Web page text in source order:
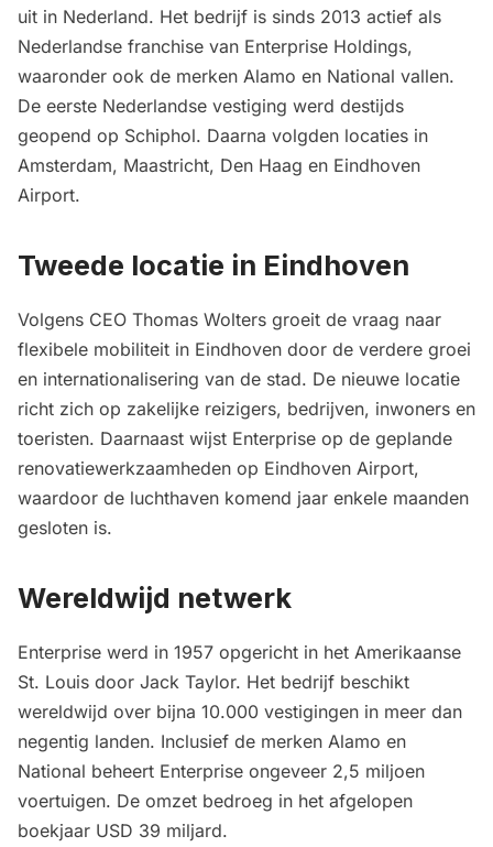
uit in Nederland. Het bedrijf is sinds 2013 actief als
Nederlandse franchise van Enterprise Holdings,
waaronder ook de merken Alamo en National vallen.
De eerste Nederlandse vestiging werd destijds
geopend op Schiphol. Daarna volgden locaties in
Amsterdam, Maastricht, Den Haag en Eindhoven
Airport.
Tweede locatie in Eindhoven
Volgens CEO Thomas Wolters groeit de vraag naar
flexibele mobiliteit in Eindhoven door de verdere groei
en internationalisering van de stad. De nieuwe locatie
richt zich op zakelijke reizigers, bedrijven, inwoners en
toeristen. Daarnaast wijst Enterprise op de geplande
renovatiewerkzaamheden op Eindhoven Airport,
waardoor de luchthaven komend jaar enkele maanden
gesloten is.
Wereldwijd netwerk
Enterprise werd in 1957 opgericht in het Amerikaanse
St. Louis door Jack Taylor. Het bedrijf beschikt
wereldwijd over bijna 10.000 vestigingen in meer dan
negentig landen. Inclusief de merken Alamo en
National beheert Enterprise ongeveer 2,5 miljoen
voertuigen. De omzet bedroeg in het afgelopen
boekjaar USD 39 miljard.